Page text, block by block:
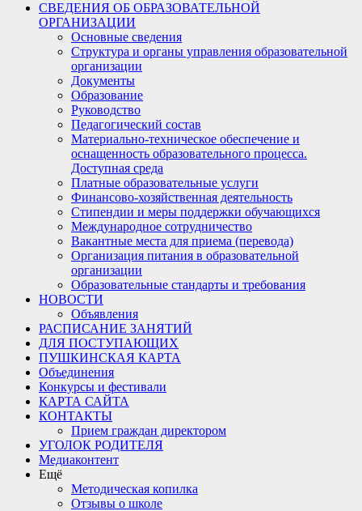
СВЕДЕНИЯ ОБ ОБРАЗОВАТЕЛЬНОЙ
ОРГАНИЗАЦИИ
Основные сведения
Структура и органы управления образовательной
организации
Документы
Образование
Руководство
Педагогический состав
Материально-техническое обеспечение и
оснащенность образовательного процесса.
Доступная среда
Платные образовательные услуги
Финансово-хозяйственная деятельность
Стипендии и меры поддержки обучающихся
Международное сотрудничество
Вакантные места для приема (перевода)
Организация питания в образовательной
организации
Образовательные стандарты и требования
НОВОСТИ
Объявления
РАСПИСАНИЕ ЗАНЯТИЙ
ДЛЯ ПОСТУПАЮЩИХ
ПУШКИНСКАЯ КАРТА
Объединения
Конкурсы и фестивали
КАРТА САЙТА
КОНТАКТЫ
Прием граждан директором
УГОЛОК РОДИТЕЛЯ
Медиаконтент
Ещё
Методическая копилка
Отзывы о школе